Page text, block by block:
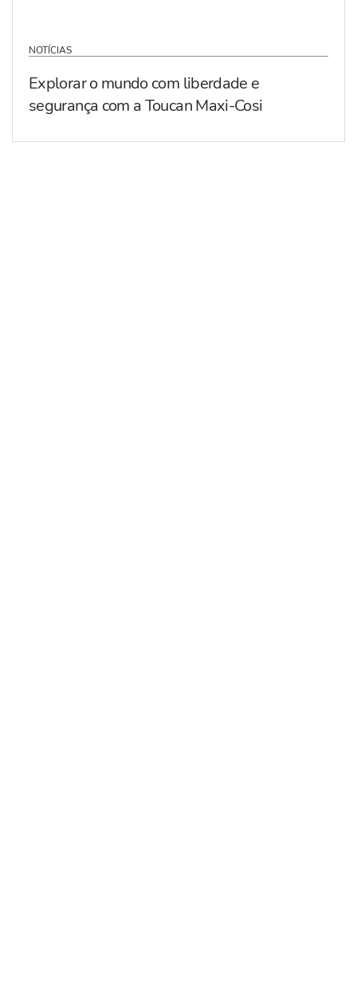
NOTÍCIAS
Explorar o mundo com liberdade e
segurança com a Toucan Maxi-Cosi